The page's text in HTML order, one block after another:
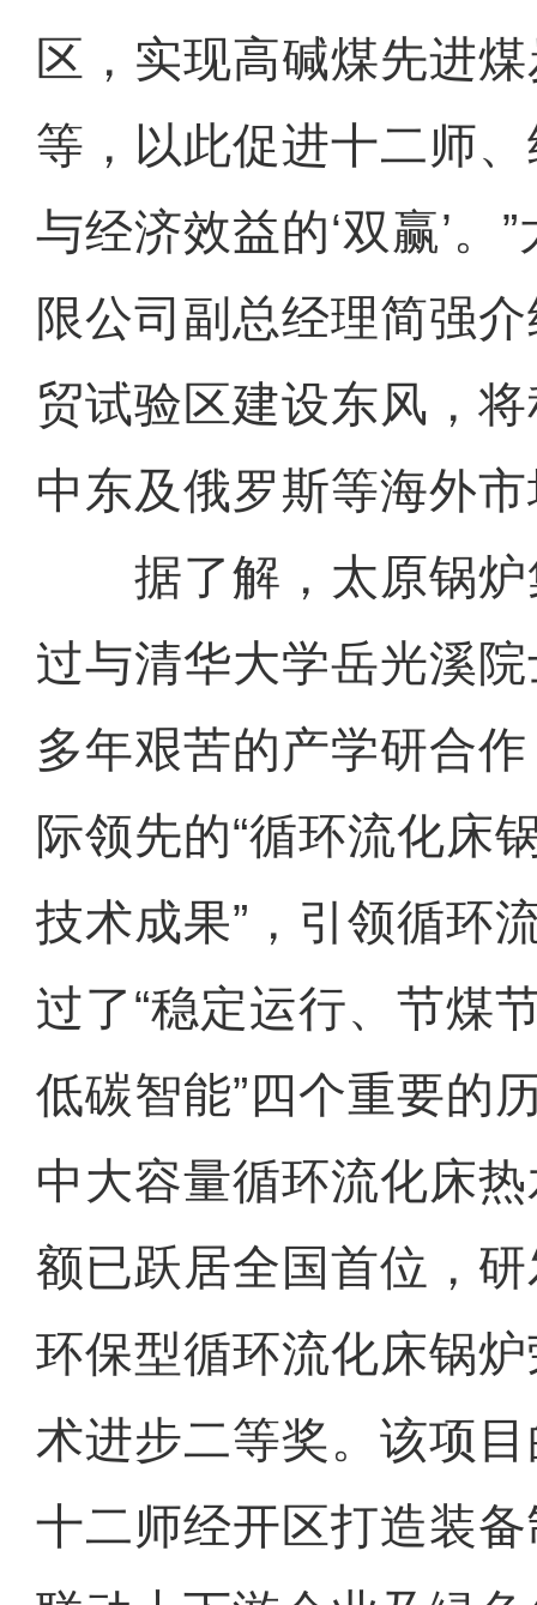
区，实现高碱煤先进
等，以此促进十二师
与经济效益的‘双赢’。
限公司副总经理简强
贸试验区建设东风，
中东及俄罗斯等海外
据了解，太原锅炉
过与清华大学岳光溪
多年艰苦的产学研合
际领先的“循环流化床
技术成果”，引领循环
过了“稳定运行、节煤
低碳智能”四个重要的
中大容量循环流化床
额已跃居全国首位，
环保型循环流化床锅
术进步二等奖。该项
十二师经开区打造装